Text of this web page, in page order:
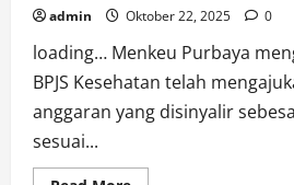
admin Oktober 22, 2025 0
loading… Menkeu Purbaya
BPJS Kesehatan telah
anggaran yang disinyalir
sesuai...